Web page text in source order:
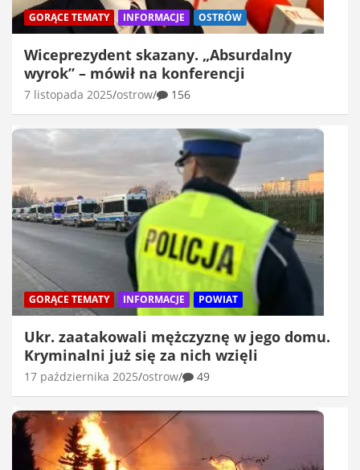
GORĄCE TEMATY INFORMACJE OSTRÓW
Wiceprezydent skazany. „Absurdalny
wyrok” – mówił na konferencji
7 listopada 2025 ostrow 156
GORĄCE TEMATY INFORMACJE POWIAT
Ukr. zaatakowali mężczyznę w jego domu.
Kryminalni już się za nich wzięli
17 października 2025 ostrow 49